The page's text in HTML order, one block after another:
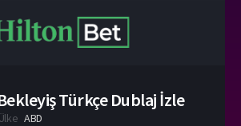
Türkçe Dublaj İzle
Ülke ABD